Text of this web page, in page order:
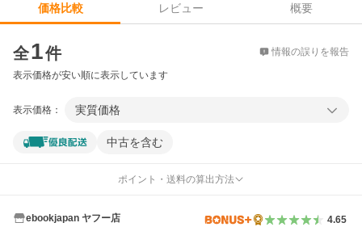
価格比較 レビュー
概要
全1件 情報の誤りを報告
表示価格が安い順に表示しています
表示価格： 実質価格
中古を含む
ポイント・送料の算出方法
ebookjapan ヤフー店 4.65